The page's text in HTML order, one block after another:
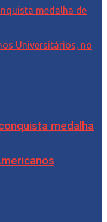
medalha